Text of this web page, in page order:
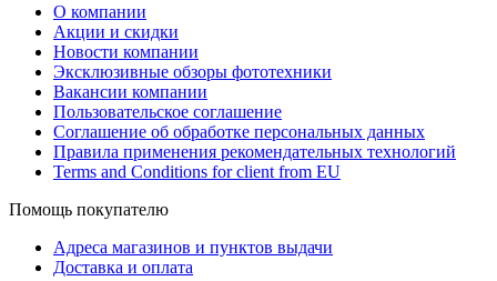
О компании
Акции и скидки
Новости компании
Эксклюзивные обзоры фототехники
Вакансии компании
Пользовательское соглашение
Соглашение об обработке персональных данных
Правила применения рекомендательных технологий
Terms and Conditions for client from EU
Помощь покупателю
Адреса магазинов и пунктов выдачи
Доставка и оплата